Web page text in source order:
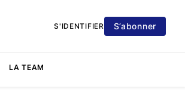
S'IDENTIFIER S’abonner
LA TEAM